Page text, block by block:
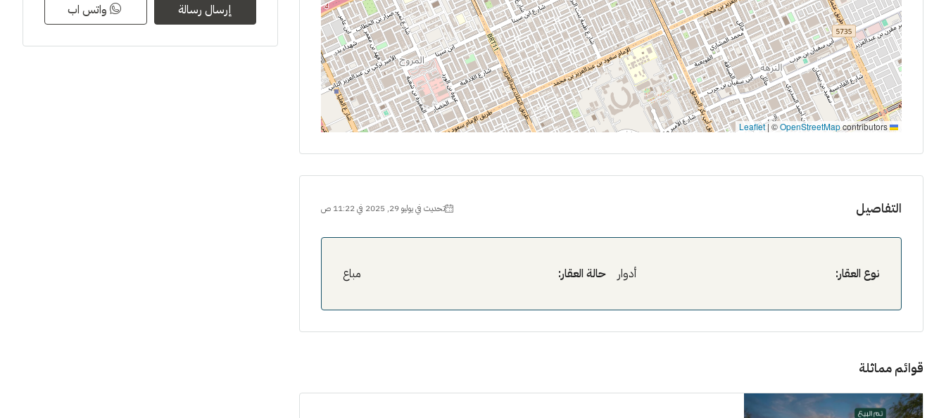
|©OpenStreetMapcontributors
التفاصيل تحديث في يوليو 29, 2025 في 11:22 ص
نوع العقار: أدوار حالة العقار: مباع
قوائم مماثلة
إرسال رسالة واتس اب